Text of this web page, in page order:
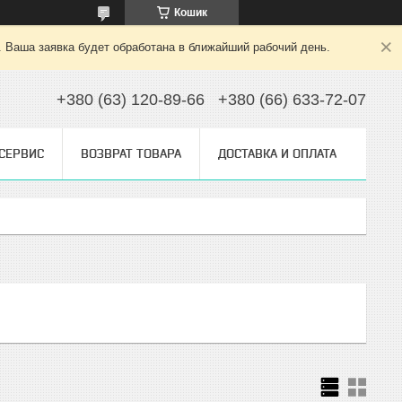
Кошик
заявка будет обработана в ближайший рабочий день.
+380 (63) 120-89-66 +380 (66) 633-72-07
ВОЗВРАТ ТОВАРА ДОСТАВКА И ОПЛАТА